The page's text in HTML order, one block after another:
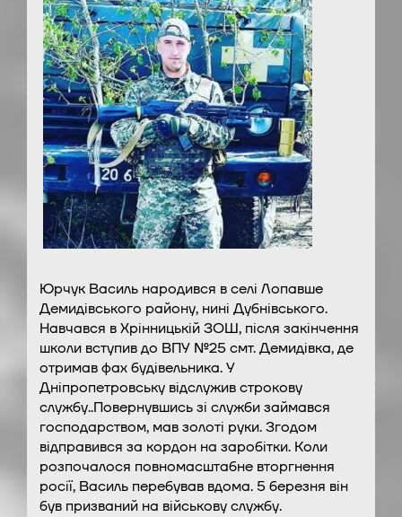
Юрчук Василь народився в селі Лопавше
Демидівського району, нині Дубнівського.
Навчався в Хрінницькій ЗОШ, після закінчення
школи вступив до ВПУ №25 смт. Демидівка, де
отримав фах будівельника. У
Дніпропетровську відслужив строкову
службу..Повернувшись зі служби займався
господарством, мав золоті руки. Згодом
відправився за кордон на заробітки. Коли
розпочалося повномасштабне вторгнення
росії, Василь перебував вдома. 5 березня він
був призваний на військову службу.